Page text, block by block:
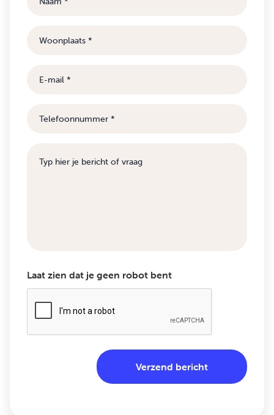
Laat zien dat je geen robot bent